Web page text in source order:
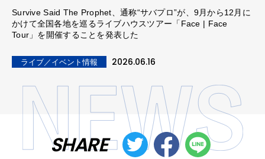
Survive Said The Prophet、通称“サバプロ”が、9月から12月に
かけて全国各地を巡るライブハウスツアー「Face | Face
Tour」を開催することを発表した
ライブ／イベント情報 2026.06.16
SHARE